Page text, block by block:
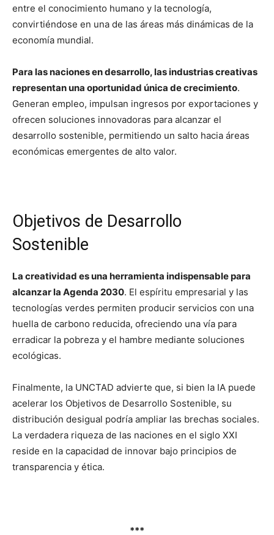
entre el conocimiento humano y la tecnología,
convirtiéndose en una de las áreas más dinámicas de la
economía mundial.
Para las naciones en desarrollo, las industrias creativas
representan una oportunidad única de crecimiento.
Generan empleo, impulsan ingresos por exportaciones y
ofrecen soluciones innovadoras para alcanzar el
desarrollo sostenible, permitiendo un salto hacia áreas
económicas emergentes de alto valor.
Objetivos de Desarrollo
Sostenible
La creatividad es una herramienta indispensable para
alcanzar la Agenda 2030. El espíritu empresarial y las
tecnologías verdes permiten producir servicios con una
huella de carbono reducida, ofreciendo una vía para
erradicar la pobreza y el hambre mediante soluciones
ecológicas.
Finalmente, la UNCTAD advierte que, si bien la IA puede
acelerar los Objetivos de Desarrollo Sostenible, su
distribución desigual podría ampliar las brechas sociales.
La verdadera riqueza de las naciones en el siglo XXI
reside en la capacidad de innovar bajo principios de
transparencia y ética.
***